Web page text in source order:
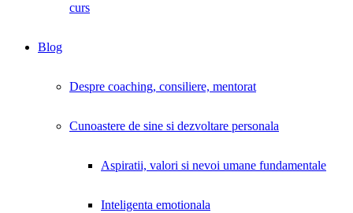
curs
Blog
Despre coaching, consiliere, mentorat
Cunoastere de sine si dezvoltare personala
Aspiratii, valori si nevoi umane fundamentale
Inteligenta emotionala